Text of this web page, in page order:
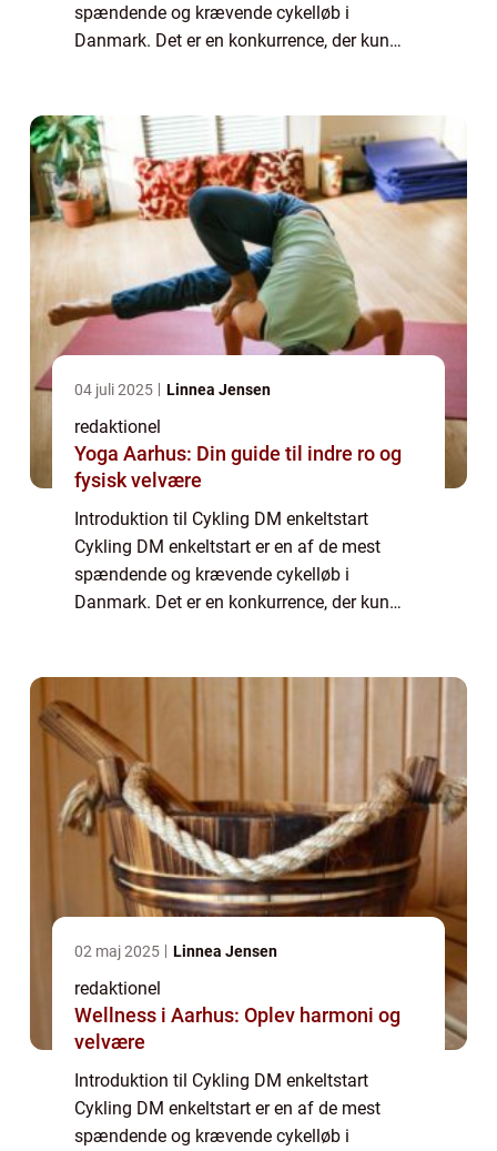
spændende og krævende cykelløb i
Danmark. Det er en konkurrence, der kun
professionelle...
04 juli 2025 Linnea Jensen
redaktionel
Yoga Aarhus: Din guide til indre ro og
fysisk velvære
Introduktion til Cykling DM enkeltstart
Cykling DM enkeltstart er en af de mest
spændende og krævende cykelløb i
Danmark. Det er en konkurrence, der kun
02 maj 2025 Linnea Jensen
redaktionel
Wellness i Aarhus: Oplev harmoni og
velvære
Introduktion til Cykling DM enkeltstart
Cykling DM enkeltstart er en af de mest
spændende og krævende cykelløb i